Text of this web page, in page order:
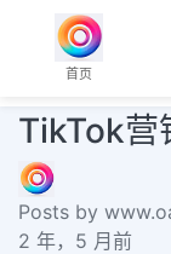
首页
TikTok营
Posts by
2 年，5 月前